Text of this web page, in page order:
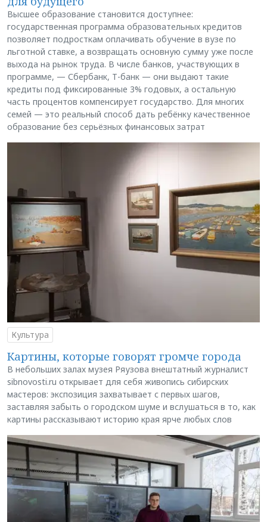
Высшее образование становится доступнее:
государственная программа образовательных кредитов
позволяет подросткам оплачивать обучение в вузе по
льготной ставке, а возвращать основную сумму уже после
выхода на рынок труда. В числе банков, участвующих в
программе, — Сбербанк, Т-банк — они выдают такие
кредиты под фиксированные 3% годовых, а остальную
часть процентов компенсирует государство. Для многих
семей — это реальный способ дать ребёнку качественное
образование без серьёзных финансовых затрат
Культура
Картины, которые говорят громче города
В небольших залах музея Ряузова внештатный журналист
sibnovosti.ru открывает для себя живопись сибирских
мастеров: экспозиция захватывает с первых шагов,
заставляя забыть о городском шуме и вслушаться в то, как
картины рассказывают историю края ярче любых слов